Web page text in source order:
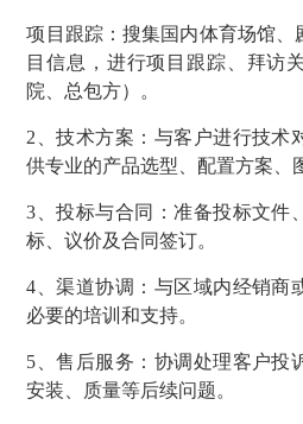
项目跟踪：搜集国内体育场馆、
目信息，进行项目跟踪、拜访
院、总包方）。
2、技术方案：与客户进行技术
供专业的产品选型、配置方案、
3、投标与合同：准备投标文件
标、议价及合同签订。
4、渠道协调：与区域内经销商
必要的培训和支持。
5、售后服务：协调处理客户投
安装、质量等后续问题。